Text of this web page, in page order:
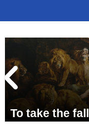
To take the fall